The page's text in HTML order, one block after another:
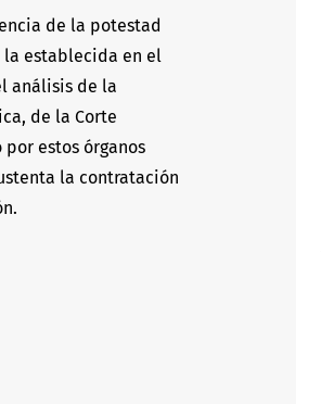
de la potestad
establecida en el
análisis de la
de la Corte
estos órganos
la contratación